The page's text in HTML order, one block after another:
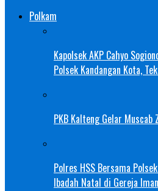
Polkam
Kapolsek AKP Cahyo
Polsek Kandangan Kota,
PKB Kalteng Gelar Muscab
Polres HSS Bersama
Ibadah Natal di Gereja